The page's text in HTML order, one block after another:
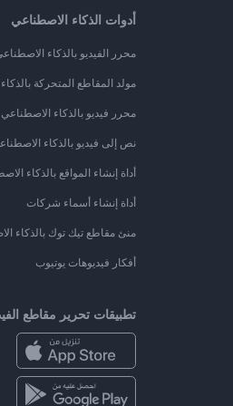
أدوات الذكاء الاصطناعي
محرر الفيديو بالذكاء
مولد المقاطع المتحركة
محرر فيديو بالذكاء الاصطناعي
نص إلى فيديو بالذكاء
أداة إنشاء المواقع بالذكاء
أداة إنشاء أسماء شركات
منئ مقاطع تيك توك بالذكاء
أفكار فيديوهات يوتيوب
تطبيقات تحرير مقاطع